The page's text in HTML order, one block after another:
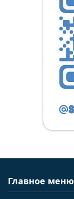
Главное меню